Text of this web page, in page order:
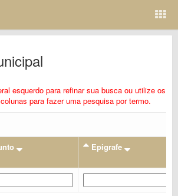
esquerdo para refinar sua busca ou utilize os
para fazer uma pesquisa por termo.
Epigrafe